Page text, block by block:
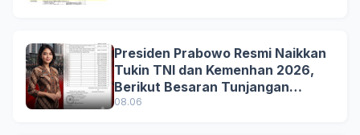
Presiden Prabowo Resmi Naikkan
Tukin TNI dan Kemenhan 2026,
Berikut Besaran Tunjangan
Terbaru
08.06